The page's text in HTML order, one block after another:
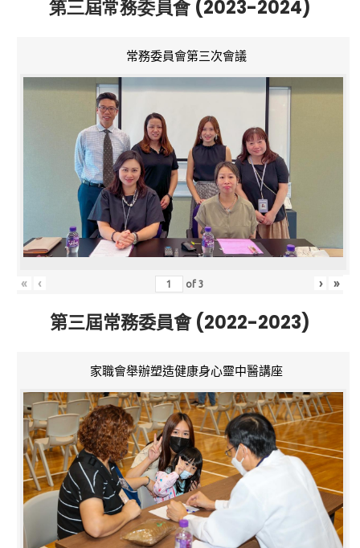
第三屆常務委員會 (2023-2024)
常務委員會第三次會議
« ‹ of3 › »
第三屆常務委員會 (2022-2023)
家職會舉辦塑造健康身心靈中醫講座